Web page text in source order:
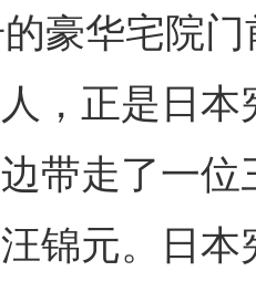
豪华宅院
，正是日
带走了一
锦元。日